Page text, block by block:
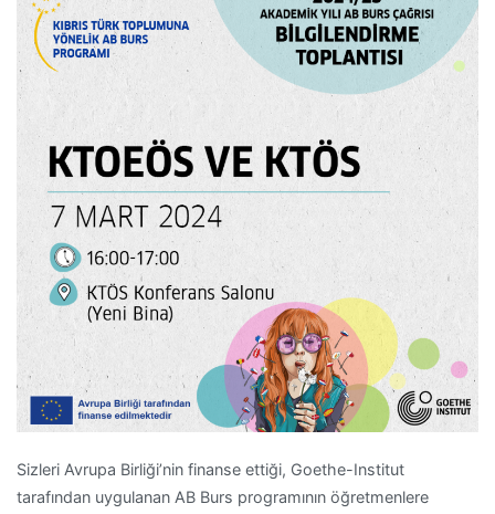
Sizleri Avrupa Birliği’nin finanse ettiği, Goethe-Institut
tarafından uygulanan AB Burs programının öğretmenlere